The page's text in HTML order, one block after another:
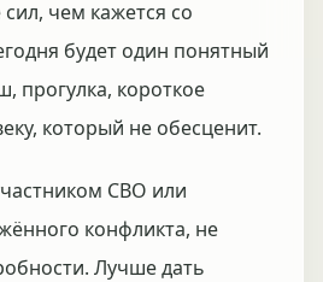
чем кажется со
будет один понятный
прогулка, короткое
который не обесценит.
СВО или
конфликта, не
Лучше дать